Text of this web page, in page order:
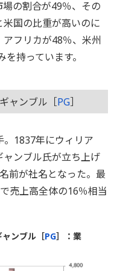
の割合が49％、その
国の比重が高いのに
フリカが48％、米州
持っています。
ャンブル［PG］
。1837年にウィリア
ンブル氏が立ち上げ
前が社名となった。最
売上高全体の16％相当
ャンブル［PG］：業